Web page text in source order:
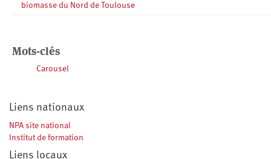
biomasse du Nord de Toulouse
Mots-clés
Carousel
Liens nationaux
NPA site national
Institut de formation
Liens locaux